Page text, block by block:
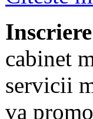
cabinet
servicii
va